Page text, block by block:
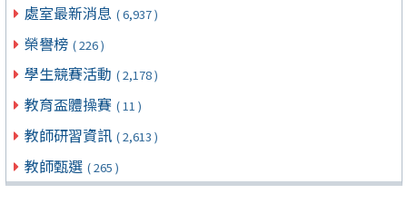
處室最新消息 ( 6,937 )
榮譽榜 ( 226 )
學生競賽活動 ( 2,178 )
教育盃體操賽 ( 11 )
教師研習資訊 ( 2,613 )
教師甄選 ( 265 )